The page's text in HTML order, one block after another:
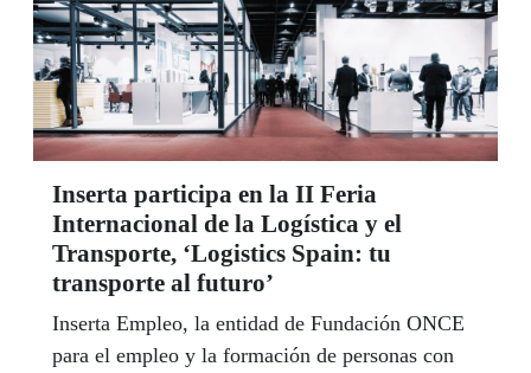
Inserta participa en la II Feria
Internacional de la Logística y el
Transporte, ‘Logistics Spain: tu
transporte al futuro’
Inserta Empleo, la entidad de Fundación ONCE
para el empleo y la formación de personas con